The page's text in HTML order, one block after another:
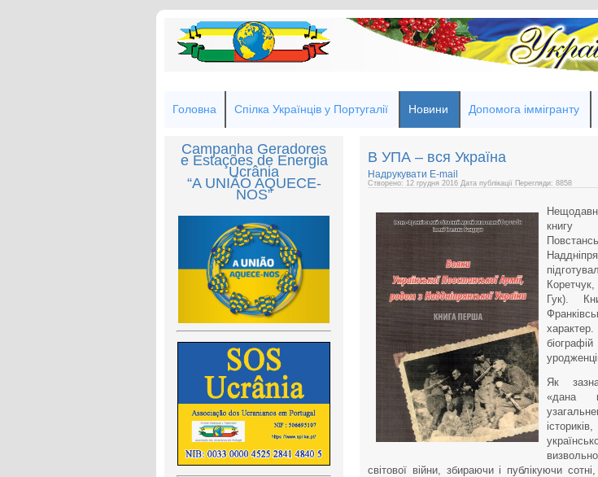
Головна Спілка Українців у Португалії Новини Допомога іммігранту
Campanha Geradores
e Estações de Energia
Ucrânia
“A UNIÃO AQUECE-
NOS”
В УПА – вся Україна
Надрукувати E-mail
Створено: 12 грудня 2016 Дата публікації Перегляди: 8858
книгу
Гук).
Як
«дана
світової війни, збираючи і публікуючи